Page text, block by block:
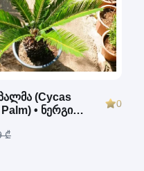
(Cycas
• ნერგი
0
₾